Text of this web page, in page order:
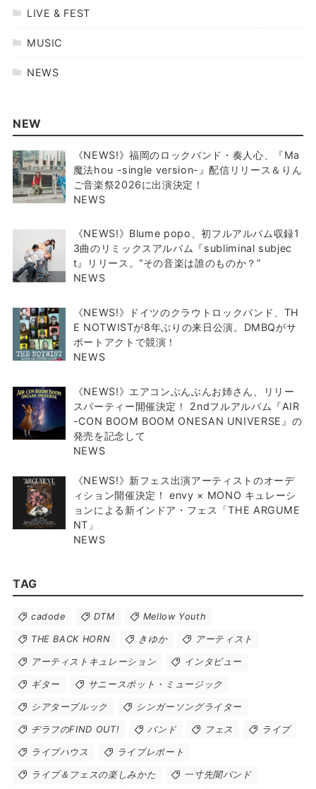
LIVE & FEST
MUSIC
NEWS
NEW
《NEWS!》福岡のロックバンド・奏人心、『Ma
魔法hou -single version-』配信リリース＆りん
ご音楽祭2026に出演決定！
NEWS
《NEWS!》Blume popo、初フルアルバム収録1
3曲のリミックスアルバム『subliminal subjec
t』リリース。“その音楽は誰のものか？”
NEWS
《NEWS!》ドイツのクラウトロックバンド、TH
E NOTWISTが8年ぶりの来日公演。DMBQがサ
ポートアクトで競演！
NEWS
《NEWS!》エアコンぶんぶんお姉さん、リリー
スパーティー開催決定！ 2ndフルアルバム『AIR
-CON BOOM BOOM ONESAN UNIVERSE』の
発売を記念して
NEWS
《NEWS!》新フェス出演アーティストのオーデ
ィション開催決定！ envy × MONO キュレーシ
ョンによる新インドア・フェス「THE ARGUME
NT」
NEWS
TAG
cadode DTM Mellow Youth
THE BACK HORN きゆか アーティスト
アーティストキュレーション インタビュー
ギター サニースポット・ミュージック
シアターブルック シンガーソングライター
ヂラフのFIND OUT! バンド フェス ライブ
ライブハウス ライブレポート
ライブ＆フェスの楽しみかた 一寸先闇バンド